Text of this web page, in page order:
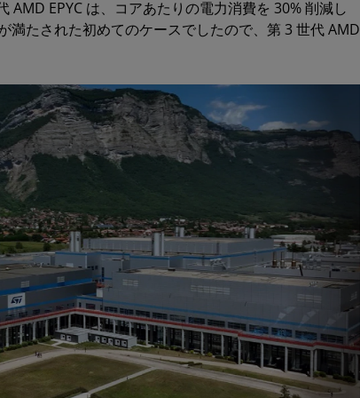
EPYC は、コアあたりの電力消費を 30% 削減し
満たされた初めてのケースでしたので、第 3 世代 AMD